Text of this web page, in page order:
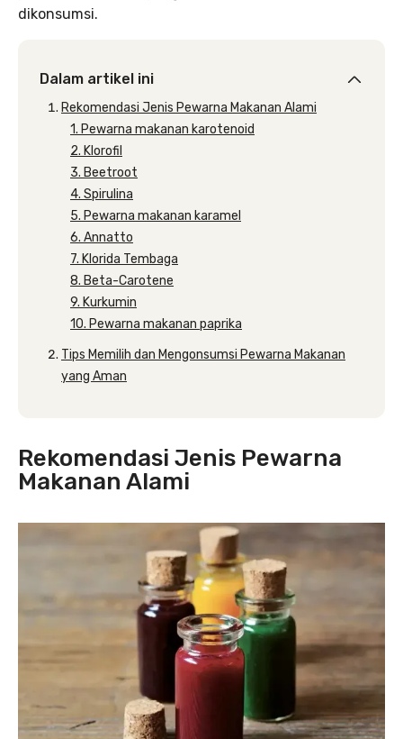
dikonsumsi.
Dalam artikel ini
Rekomendasi Jenis Pewarna Makanan Alami
1. Pewarna makanan karotenoid
2. Klorofil
3. Beetroot
4. Spirulina
5. Pewarna makanan karamel
6. Annatto
7. Klorida Tembaga
8. Beta-Carotene
9. Kurkumin
10. Pewarna makanan paprika
Tips Memilih dan Mengonsumsi Pewarna Makanan
yang Aman
Rekomendasi Jenis Pewarna
Makanan Alami